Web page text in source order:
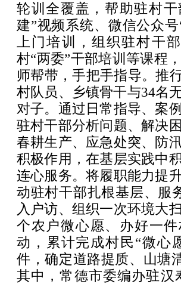
轮训全覆盖，帮助驻村
建”视频系统、微信公众
上门培训，组织驻村干
村“两委”干部培训等课程
师帮带，手把手指导。推
村队员、乡镇骨干与34名
对子。通过日常指导、案
驻村干部分析问题、解决
春耕生产、应急处突、防
积极作用，在基层实践中
连心服务。将履职能力提
动驻村干部扎根基层、服
入户访、组织一次环境大
个农户微心愿、办好一
动，累计完成村民“微心
件，确定道路提质、山塘
其中，常德市委编办驻